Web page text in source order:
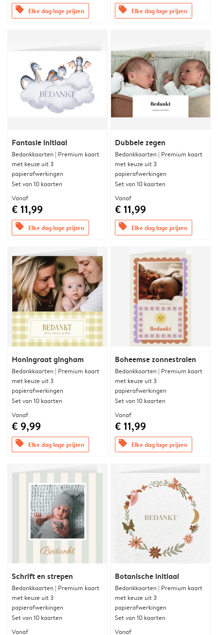
offers Elke dag lage prijzen offers Elke dag lage prijzen
Fantasie initiaal
Bedankkaarten | Premium kaart
met keuze uit 3
papierafwerkingen
Set van 10 kaarten
Vanaf
€ 11,99
offers Elke dag lage prijzen
Dubbele zegen
Bedankkaarten | Premium kaart
met keuze uit 3
papierafwerkingen
Set van 10 kaarten
Vanaf
€ 11,99
offers Elke dag lage prijzen
Honingraat gingham
Bedankkaarten | Premium kaart
met keuze uit 3
papierafwerkingen
Set van 10 kaarten
Vanaf
€ 9,99
offers Elke dag lage prijzen
Boheemse zonnestralen
Bedankkaarten | Premium kaart
met keuze uit 3
papierafwerkingen
Set van 10 kaarten
Vanaf
€ 11,99
offers Elke dag lage prijzen
Schrift en strepen
Bedankkaarten | Premium kaart
met keuze uit 3
papierafwerkingen
Set van 10 kaarten
Vanaf
Botanische initiaal
Bedankkaarten | Premium kaart
met keuze uit 3
papierafwerkingen
Set van 10 kaarten
Vanaf